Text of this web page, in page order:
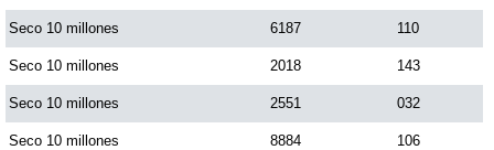
Seco 10 millones 6187 110
Seco 10 millones 2018 143
Seco 10 millones 2551 032
Seco 10 millones 8884 106